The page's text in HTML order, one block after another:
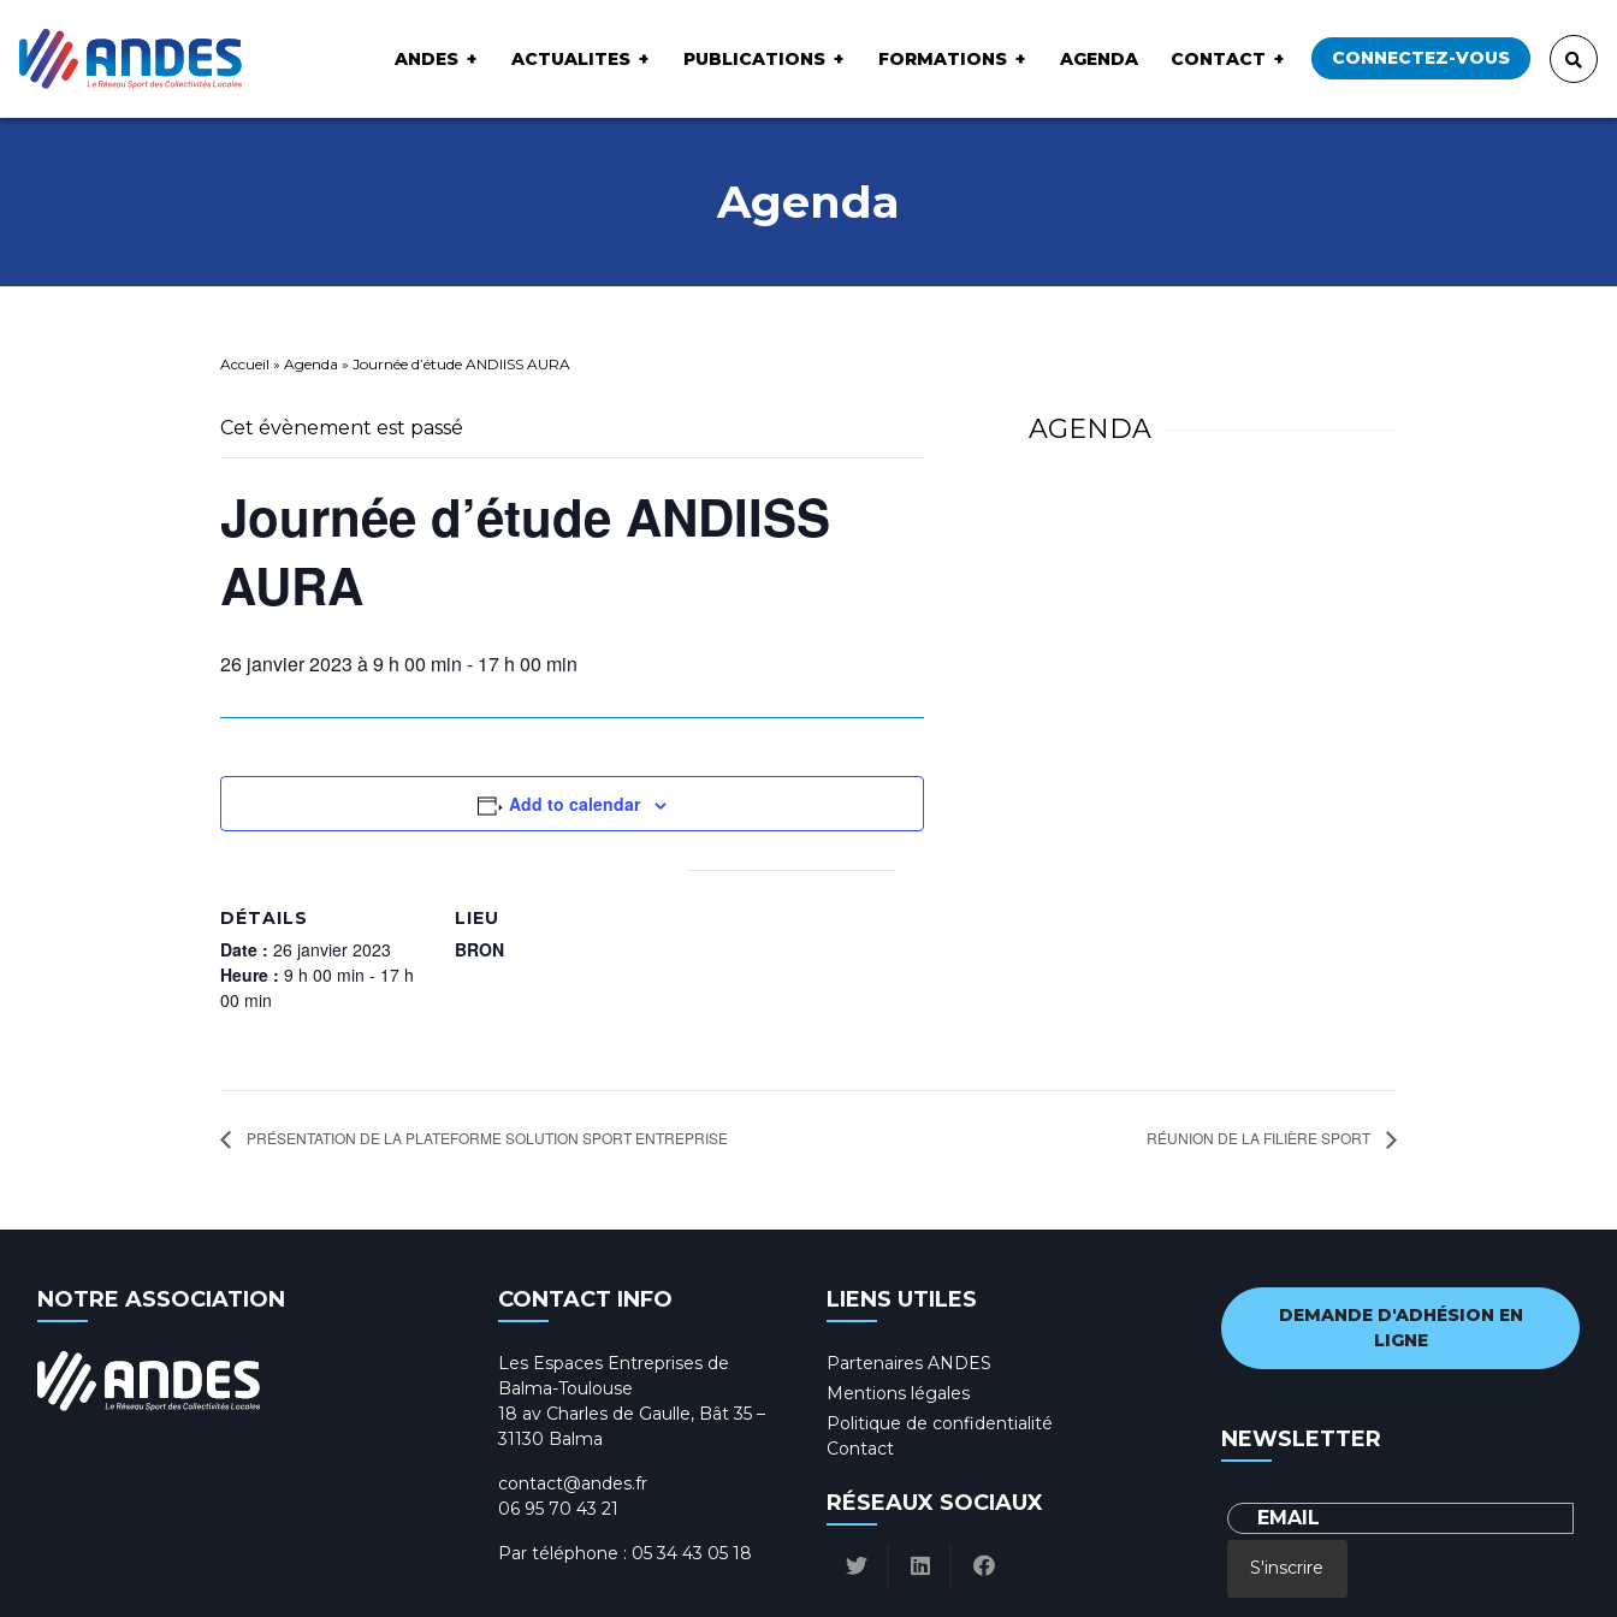
ANDES ACTUALITES PUBLICATIONS FORMATIONS AGENDA CONTACT CONNECTEZ-VOUS
Agenda
Accueil » Agenda » Journée d’étude ANDIISS AURA
Cet évènement est passé
Journée d’étude ANDIISS
AURA
26 janvier 2023 à 9 h 00 min - 17 h 00 min
Add to calendar
DÉTAILS
Date : 26 janvier 2023
Heure : 9 h 00 min - 17 h
00 min
LIEU
BRON
AGENDA
PRÉSENTATION DE LA PLATEFORME SOLUTION SPORT ENTREPRISE RÉUNION DE LA FILIÈRE SPORT
NOTRE ASSOCIATION CONTACT INFO
Les Espaces Entreprises de
Balma-Toulouse
18 av Charles de Gaulle, Bât 35 –
31130 Balma
contact@andes.fr
06 95 70 43 21
Par téléphone : 05 34 43 05 18
LIENS UTILES
Partenaires ANDES
Mentions légales
Politique de confidentialité
Contact
RÉSEAUX SOCIAUX
DEMANDE D'ADHÉSION EN
LIGNE
NEWSLETTER
S'inscrire